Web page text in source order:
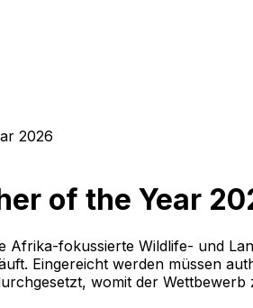
2026
of the Year
fokussierte Wildlife- und
Eingereicht werden müssen
womit der